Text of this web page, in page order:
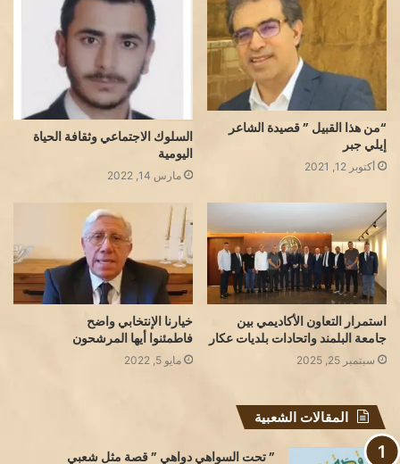
“من هذا القبيل ” قصيدة الشاعر
إيلي جبر
أكتوبر 12, 2021
السلوك الاجتماعي وثقافة الحياة
اليومية
مارس 14, 2022
استمرار التعاون الأكاديمي بين
جامعة البلمند واتحادات بلديات عكار
سبتمبر 25, 2025
خيارنا الإنتخابي واضح
فاطمئنوا أيها المرشحون
مايو 5, 2022
المقالات الشعبية
” تحت السواهي دواهي ” قصة مثل شعبي